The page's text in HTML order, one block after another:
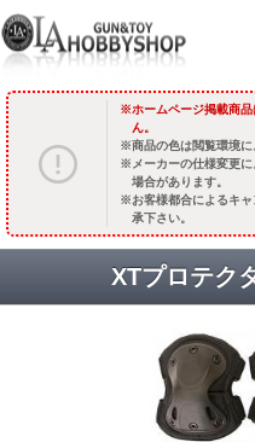
ホームページ掲載商
ん。
商品の色は閲覧環境に
メーカーの仕様変更
場合があります。
お客様都合によるキ
承下さい。
XTプロテク